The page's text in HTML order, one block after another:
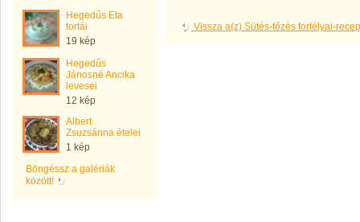
Hegedűs Eta
tortái
19 kép
Hegedűs
Jánosné Ancika
levesei
12 kép
Albert
Zsuzsánna ételei
1 kép
Böngéssz a galériák
között!
Vissza a(z) Sütés-főzés fortélyai-